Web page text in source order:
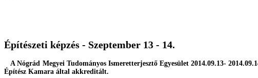
Építészeti képzés - Szeptember 13 - 14.
A Nógrád Megyei Tudományos Ismeretterjesztő Egyesület 2014.09.13-
Építész Kamara által akkreditált.